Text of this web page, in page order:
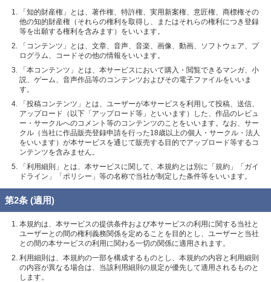
「知的財産権」とは、著作権、特許権、実用新案権、意匠権、商標権その
他の知的財産権（それらの権利を取得し、またはそれらの権利につき登録
等を出願する権利を含みます）をいいます。
「コンテンツ」とは、文章、音声、音楽、画像、動画、ソフトウェア、プ
ログラム、コードその他の情報をいいます。
「本コンテンツ」とは、本サービスにおいて購入・閲覧できるマンガ、小
説、ゲーム、音声作品等のコンテンツおよびその電子ファイルをいいま
す。
「投稿コンテンツ」とは、ユーザーが本サービスを利用して投稿、送信、
アップロード（以下「アップロード等」といいます）した、作品のレビュ
ー・サークルへのコメント等のコンテンツのことをいいます。なお、サー
クル（当社に作品販売登録申請を行った18歳以上の個人・サークル・法人
をいいます）が本サービスを通じて販売する目的でアップロード等するコ
ンテンツを含みません。
「利用細則」とは、本サービスに関して、本規約とは別に「規約」「ガイ
ドライン」「ポリシー」等の名称で当社が制定した条件等をいいます。
第2条 (適用)
本規約は、本サービスの提供条件および本サービスの利用に関する当社と
ユーザーとの間の権利義務関係を定めることを目的とし、ユーザーと当社
との間の本サービスの利用に関わる一切の関係に適用されます。
利用細則は、本規約の一部を構成するものとし、本規約の内容と利用細則
の内容が異なる場合は、当該利用細則の規定が優先して適用されるものと
します。